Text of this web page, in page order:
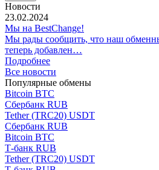
Новости
23.02.2024
Мы на BestChange!
Мы рады сообщить, что наш
теперь добавлен…
Подробнее
Все новости
Популярные обмены
Bitcoin BTC
Сбербанк RUB
Tether (TRC20) USDT
Сбербанк RUB
Bitcoin BTC
Т-банк RUB
Tether (TRC20) USDT